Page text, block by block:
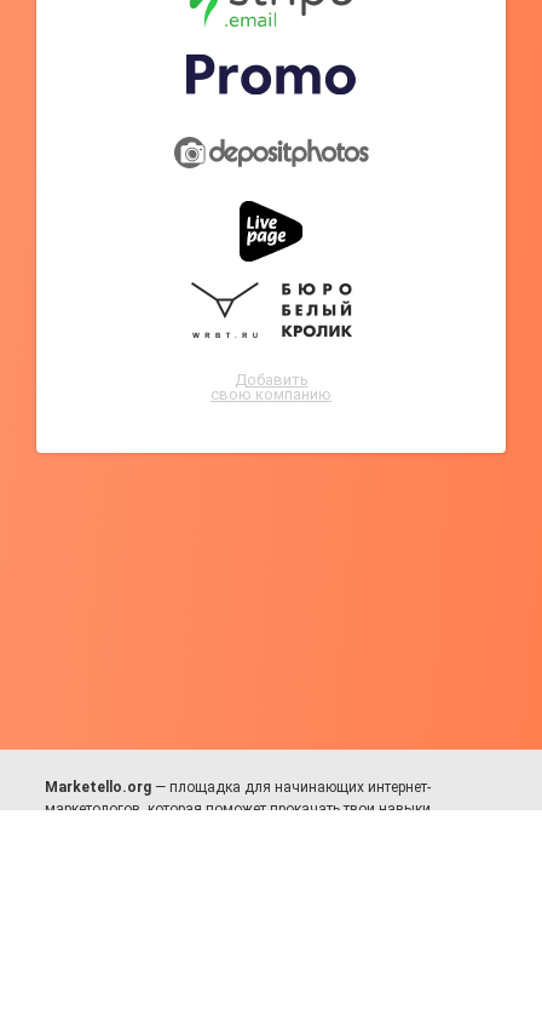
Добавить
свою компанию
Marketello.org — площадка для начинающих интернет-
маркетологов, которая поможет прокачать твои навыки.